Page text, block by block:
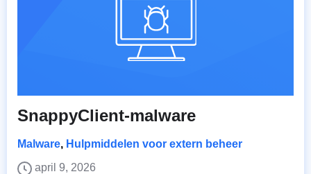
SnappyClient-malware
Malware, Hulpmiddelen voor extern beheer
april 9, 2026